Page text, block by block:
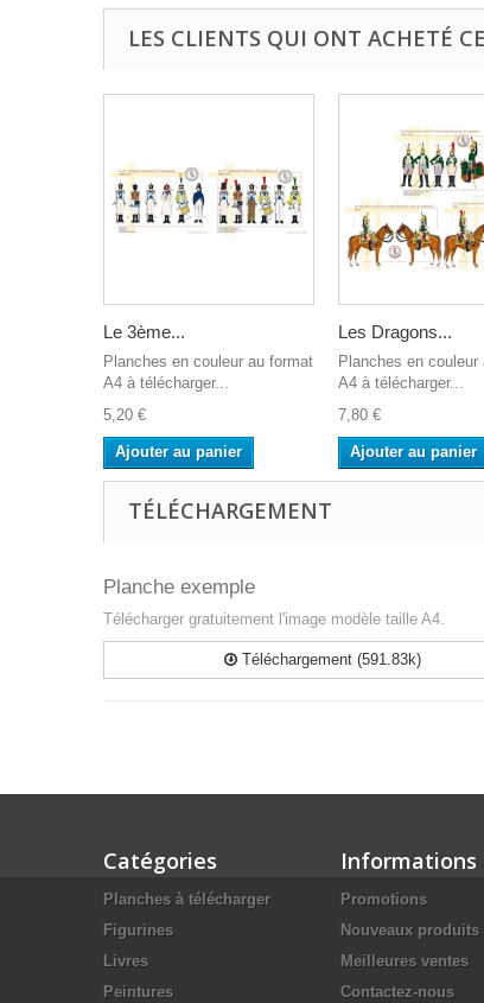
LES CLIENTS QUI ONT ACHETÉ
Le 3ème...
Planches en couleur au format
A4 à télécharger...
5,20 €
Ajouter au panier
Les Dragons...
Planches en couleur
A4 à télécharger...
7,80 €
Ajouter au panier
TÉLÉCHARGEMENT
Planche exemple
Télécharger gratuitement l'image modèle taille A4.
Téléchargement (591.83k)
Catégories
Planches à télécharger
Figurines
Livres
Peintures
Informations
Promotions
Nouveaux produits
Meilleures ventes
Contactez-nous